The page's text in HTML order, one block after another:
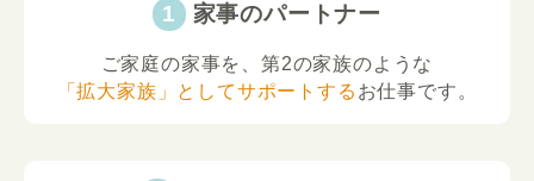
家事のパートナー
ご家庭の家事を、第2の家族のような
「拡大家族」としてサポートする お仕事です。